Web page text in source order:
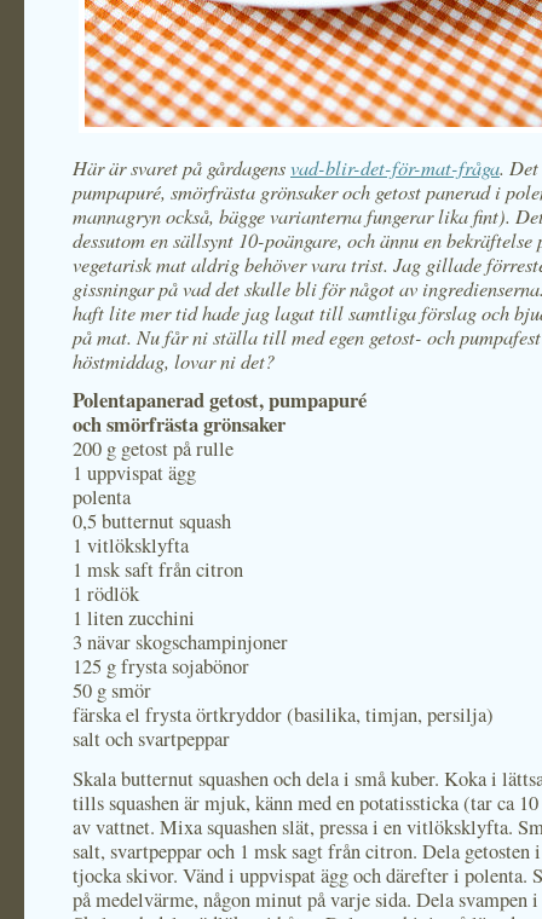
Här är svaret på gårdagensvad-blir-det-för-mat-fråga.
pumpapuré, smörfrästa grönsaker och getost panerad i
mannagryn också, bägge varianterna fungerar lika fint).
dessutom en sällsynt 10-poängare, och ännu en bekräftelse
vegetarisk mat aldrig behöver vara trist. Jag gillade
gissningar på vad det skulle bli för något av
haft lite mer tid hade jag lagat till samtliga förslag och
på mat. Nu får ni ställa till med egen getost- och
höstmiddag, lovar ni det?
Polentapanerad getost, pumpapuré
och smörfrästa grönsaker
200 g getost på rulle
1 uppvispat ägg
polenta
0,5 butternut squash
1 vitlöksklyfta
1 msk saft från citron
1 rödlök
1 liten zucchini
3 nävar skogschampinjoner
125 g frysta sojabönor
50 g smör
färska el frysta örtkryddor (basilika, timjan, persilja)
salt och svartpeppar
Skala butternut squashen och dela i små kuber. Koka i
tills squashen är mjuk, känn med en potatissticka (tar ca
av vattnet. Mixa squashen slät, pressa i en vitlöksklyfta.
salt, svartpeppar och 1 msk sagt från citron. Dela getosten
tjocka skivor. Vänd i uppvispat ägg och därefter i polenta.
på medelvärme, någon minut på varje sida. Dela svampen